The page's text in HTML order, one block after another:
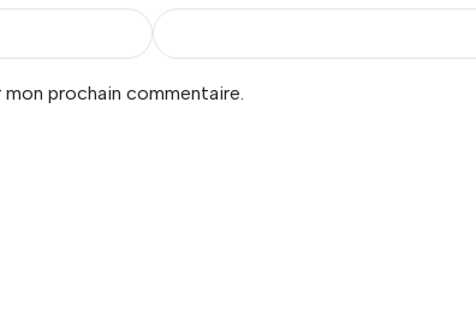
prochain commentaire.